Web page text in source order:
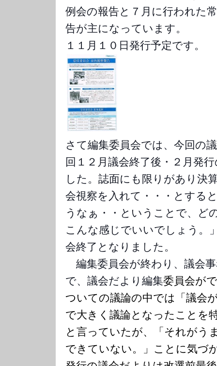
例会の報告と７月に行われた
告が主になっています。
１１月１０日発行予定です。
さて編集委員会では、今回の
回１２月議会終了後・２月発
した。誌面にも限りがあり決
会視察を入れて・・・とする
うなぁ・・ということで、ど
こんな感じでいいでしょう。
会終了となりました。
編集委員会が終わり、議会
で、議会だより編集委員会が
ついての議論の中では「議会
で大きく議論となったことを
と言っていたが、「それがう
できていない。」ことに気づ